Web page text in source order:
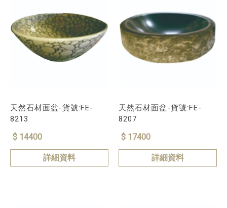
天然石材面盆-貨號:FE-
8213
$ 14400
詳細資料
天然石材面盆-貨號:FE-
8207
$ 17400
詳細資料